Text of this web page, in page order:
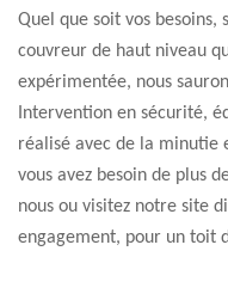
Quel que soit vos besoins,
couvreur de haut niveau
expérimentée, nous
Intervention en sécurité,
réalisé avec de la minutie
vous avez besoin de plus
nous ou visitez notre site
engagement, pour un toit